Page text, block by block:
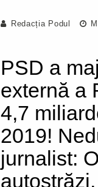
Redacția Podul
PSD a
externă a
4,7
2019!
jurnalist: